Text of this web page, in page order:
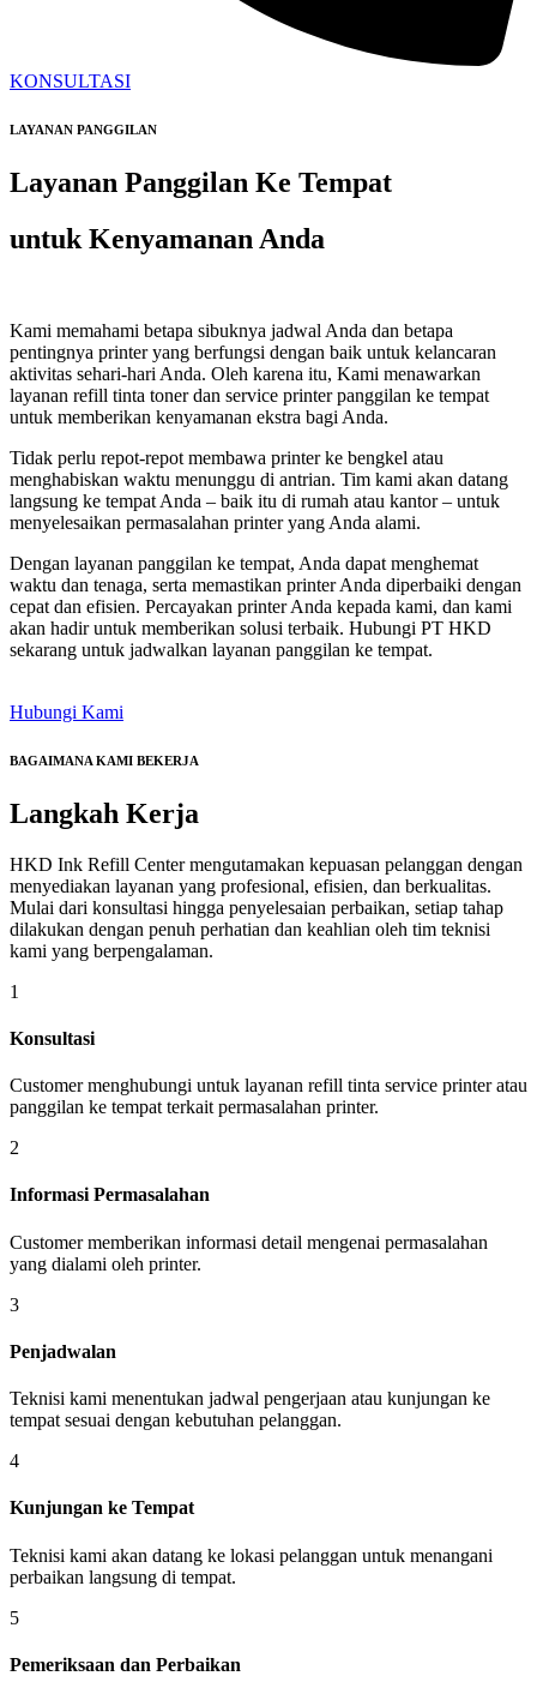
KONSULTASI
LAYANAN PANGGILAN
Layanan Panggilan Ke Tempat
untuk Kenyamanan Anda
Kami memahami betapa sibuknya jadwal Anda dan betapa
pentingnya printer yang berfungsi dengan baik untuk kelancaran
aktivitas sehari-hari Anda. Oleh karena itu, Kami menawarkan
layanan refill tinta toner dan service printer panggilan ke tempat
untuk memberikan kenyamanan ekstra bagi Anda.
Tidak perlu repot-repot membawa printer ke bengkel atau
menghabiskan waktu menunggu di antrian. Tim kami akan datang
langsung ke tempat Anda – baik itu di rumah atau kantor – untuk
menyelesaikan permasalahan printer yang Anda alami.
Dengan layanan panggilan ke tempat, Anda dapat menghemat
waktu dan tenaga, serta memastikan printer Anda diperbaiki dengan
cepat dan efisien. Percayakan printer Anda kepada kami, dan kami
akan hadir untuk memberikan solusi terbaik. Hubungi PT HKD
sekarang untuk jadwalkan layanan panggilan ke tempat.
Hubungi Kami
BAGAIMANA KAMI BEKERJA
Langkah Kerja
HKD Ink Refill Center mengutamakan kepuasan pelanggan dengan
menyediakan layanan yang profesional, efisien, dan berkualitas.
Mulai dari konsultasi hingga penyelesaian perbaikan, setiap tahap
dilakukan dengan penuh perhatian dan keahlian oleh tim teknisi
kami yang berpengalaman.
1
Konsultasi
Customer menghubungi untuk layanan refill tinta service printer atau
panggilan ke tempat terkait permasalahan printer.
2
Informasi Permasalahan
Customer memberikan informasi detail mengenai permasalahan
yang dialami oleh printer.
3
Penjadwalan
Teknisi kami menentukan jadwal pengerjaan atau kunjungan ke
tempat sesuai dengan kebutuhan pelanggan.
4
Kunjungan ke Tempat
Teknisi kami akan datang ke lokasi pelanggan untuk menangani
perbaikan langsung di tempat.
5
Pemeriksaan dan Perbaikan